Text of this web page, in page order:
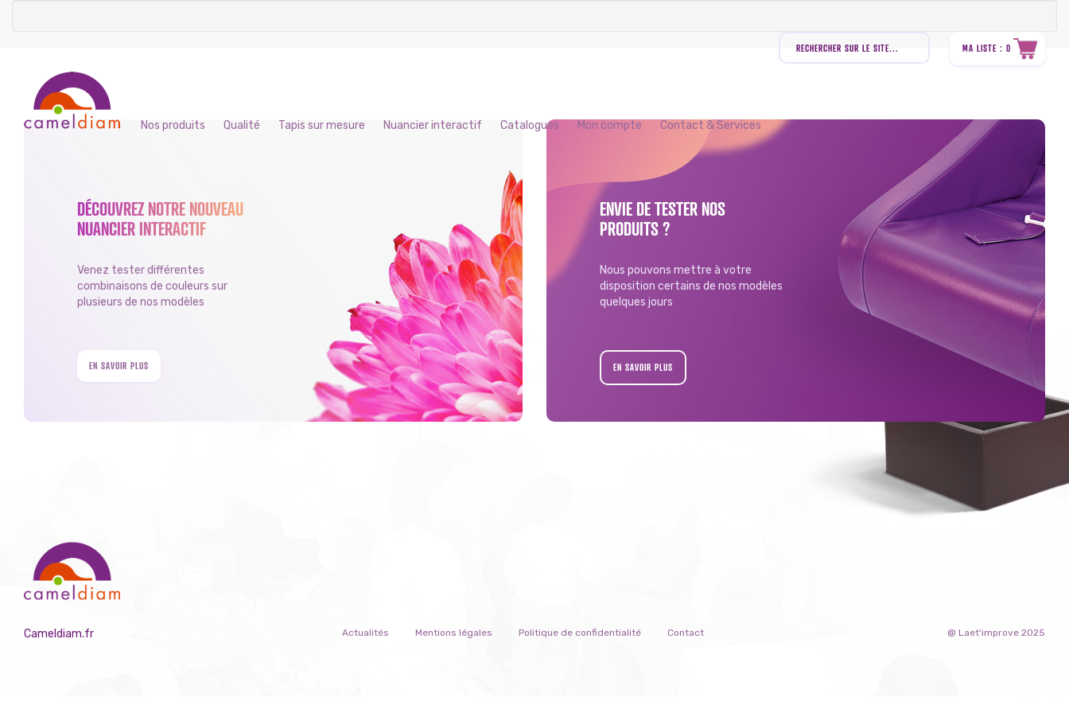
Nos produits Qualité Tapis sur mesure Nuancier interactif Catalogues Mon compte Contact & Services
produits
MA LISTE : 0
DÉCOUVREZ NOTRE NOUVEAU
NUANCIER INTERACTIF
Venez tester différentes
combinaisons de couleurs sur
plusieurs de nos modèles
EN SAVOIR PLUS
ENVIE DE TESTER NOS
PRODUITS ?
Nous pouvons mettre à votre
disposition certains de nos modèles
quelques jours
EN SAVOIR PLUS
Cameldiam.fr @ Laet'improve 2025
Actualités Mentions légales Politique de confidentialité Contact